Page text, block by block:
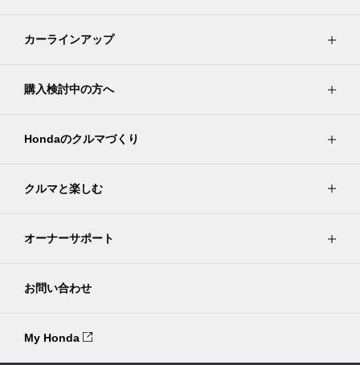
カーラインアップ
購入検討中の方へ
Hondaのクルマづくり
クルマと楽しむ
オーナーサポート
お問い合わせ
My Honda